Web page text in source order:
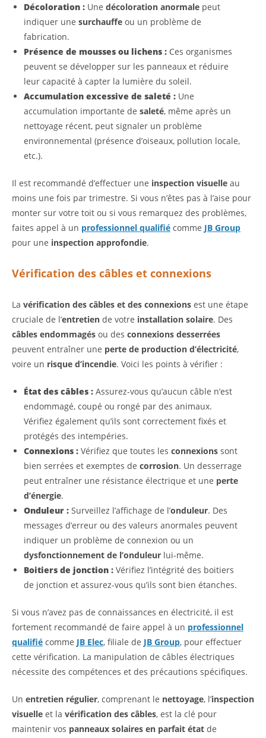
Décoloration : Une décoloration anormale peut
indiquer une surchauffe ou un problème de
fabrication.
Présence de mousses ou lichens : Ces organismes
peuvent se développer sur les panneaux et réduire
leur capacité à capter la lumière du soleil.
Accumulation excessive de saleté : Une
accumulation importante de saleté, même après un
nettoyage récent, peut signaler un problème
environnemental (présence d’oiseaux, pollution locale,
etc.).
Il est recommandé d’effectuer une inspection visuelle au
moins une fois par trimestre. Si vous n’êtes pas à l’aise pour
monter sur votre toit ou si vous remarquez des problèmes,
faites appel à un professionnel qualifié comme JB Group
pour une inspection approfondie.
Vérification des câbles et connexions
La vérification des câbles et des connexions est une étape
cruciale de l’entretien de votre installation solaire. Des
câbles endommagés ou des connexions desserrées
peuvent entraîner une perte de production d’électricité,
voire un risque d’incendie. Voici les points à vérifier :
État des câbles : Assurez-vous qu’aucun câble n’est
endommagé, coupé ou rongé par des animaux.
Vérifiez également qu’ils sont correctement fixés et
protégés des intempéries.
Connexions : Vérifiez que toutes les connexions sont
bien serrées et exemptes de corrosion. Un desserrage
peut entraîner une résistance électrique et une perte
d’énergie.
Onduleur : Surveillez l’affichage de l’onduleur. Des
messages d’erreur ou des valeurs anormales peuvent
indiquer un problème de connexion ou un
dysfonctionnement de l’onduleur lui-même.
Boitiers de jonction : Vérifiez l’intégrité des boitiers
de jonction et assurez-vous qu’ils sont bien étanches.
Si vous n’avez pas de connaissances en électricité, il est
fortement recommandé de faire appel à un professionnel
qualifié comme JB Elec, filiale de JB Group, pour effectuer
cette vérification. La manipulation de câbles électriques
nécessite des compétences et des précautions spécifiques.
Un entretien régulier, comprenant le nettoyage, l’inspection
visuelle et la vérification des câbles, est la clé pour
maintenir vos panneaux solaires en parfait état de